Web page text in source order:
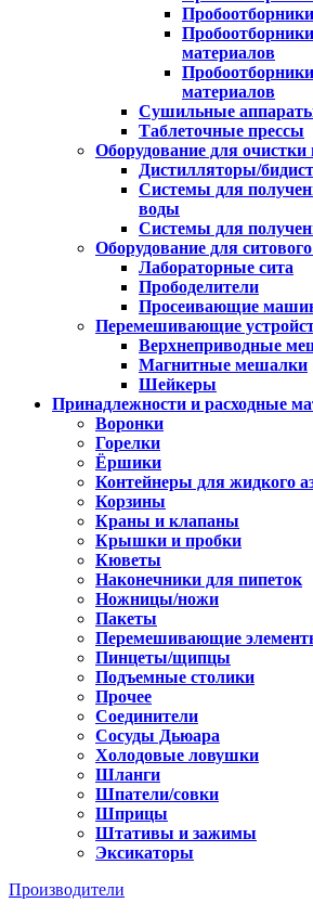
материалов
материалов
Сушильные
Таблеточные прессы
Оборудование для очистки
Дистилляторы/
Системы для
воды
Системы для
Оборудование для
Лабораторные сита
Прободелители
Просеивающие
Перемешивающие
Верхнеприводные
Магнитные мешалки
Шейкеры
Принадлежности и расходные
Воронки
Горелки
Ёршики
Контейнеры для жидкого
Корзины
Краны и клапаны
Крышки и пробки
Кюветы
Наконечники для пипеток
Ножницы/ножи
Пакеты
Перемешивающие
Пинцеты/щипцы
Подъемные столики
Прочее
Соединители
Сосуды Дьюара
Холодовые ловушки
Шланги
Шпатели/совки
Шприцы
Штативы и зажимы
Эксикаторы
Производители